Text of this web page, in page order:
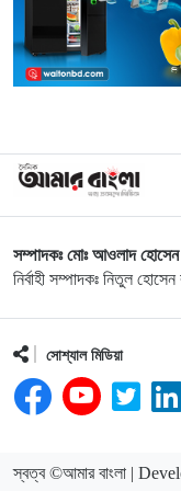
সম্পাদকঃ মোঃ আওলাদ হোসেন
নির্বাহী সম্পাদকঃ নিতুল
সোশ্যাল মিডিয়া
স্বত্ব ©আমার বাংলা |